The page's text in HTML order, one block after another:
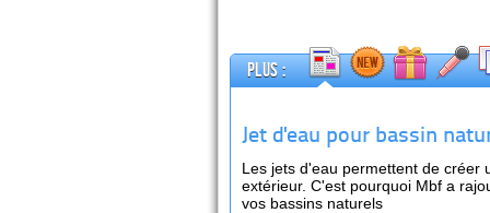
Plus :
Jet d'eau pour bassin
Les jets d'eau permettent de créer
extérieur. C'est pourquoi Mbf a
vos bassins naturels